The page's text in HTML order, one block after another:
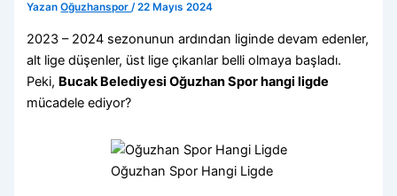
Yazan Oğuzhanspor/22 Mayıs 2024
2023 – 2024 sezonunun ardından liginde devam edenler,
alt lige düşenler, üst lige çıkanlar belli olmaya başladı.
Peki, Bucak Belediyesi Oğuzhan Spor hangi ligde
mücadele ediyor?
Oğuzhan Spor Hangi Ligde